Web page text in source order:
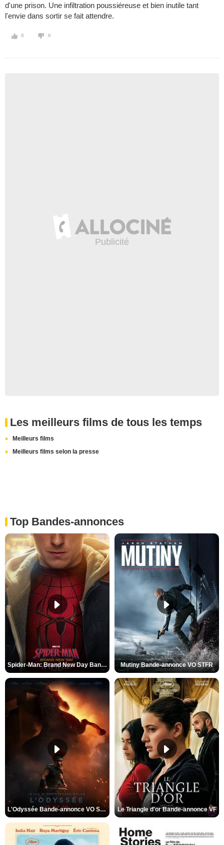
d'une prison. Une infiltration poussiéreuse et bien inutile tant
l'envie dans sortir se fait attendre.
0 0
Les meilleurs films de tous les temps
Meilleurs films
Meilleurs films selon la presse
Top Bandes-annonces
Spider-Man: Brand New Day Bande-annonce VO STFR Mutiny Bande-annonce VO STFR
L'Odyssée Bande-annonce VO STFR Le Triangle d'or Bande-annonce VF